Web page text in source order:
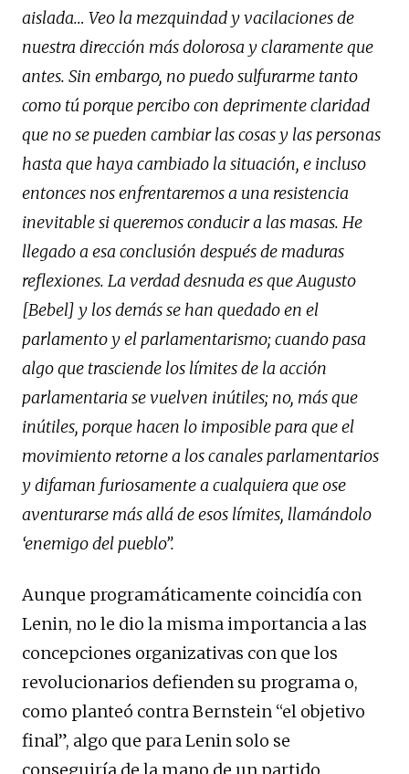
aislada… Veo la mezquindad yvacilaciones de
nuestra dirección más dolorosa y claramente que
antes. Sin embargo, nopuedo sulfurarme tanto
como tú porque percibo con deprimente claridad
que no se pueden cambiar las cosas y las personas
hasta que haya cambiado la situación, e incluso
entonces nos enfrentaremos a una resistencia
inevitable si queremos conducir a las masas. He
llegadoa esa conclusión después de maduras
reflexiones. La verdad desnuda es que Augusto
[Bebel] y los demás se han quedado en el
parlamento y el parlamentarismo; cuando pasa
algo que trasciende los límites de la acción
parlamentaria se vuelven inútiles; no, más que
inútiles, porque hacen lo imposible para que el
movimiento retorne a los canalesparlamentarios
y difaman furiosamente a cualquiera que ose
aventurarse más allá de esos límites, llamándolo
‘enemigo del pueblo”.
Aunque programáticamente coincidía con
Lenin, no le dio la misma importancia a las
concepciones organizativas con que los
revolucionarios defienden su programa o,
como planteó contra Bernstein “el objetivo
final”, algo que para Lenin solo se